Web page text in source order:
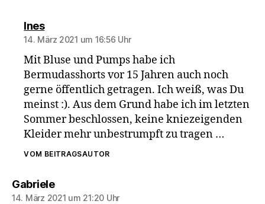
Inessagt:
14. März 2021 um 16:56 Uhr
Mit Bluse und Pumps habe ich
Bermudasshorts vor 15 Jahren auch noch
gerne öffentlich getragen. Ich weiß, was Du
meinst :). Aus dem Grund habe ich im letzten
Sommer beschlossen, keine kniezeigenden
Kleider mehr unbestrumpft zu tragen …
VOM BEITRAGSAUTOR
Gabrielesagt:
14. März 2021 um 21:20 Uhr